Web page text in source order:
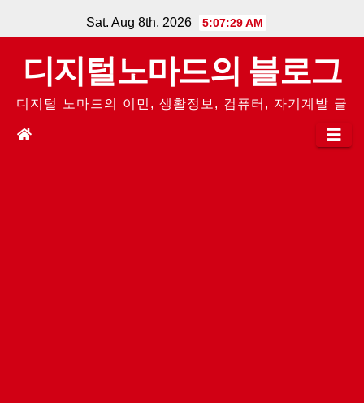
to
content
Sat. Aug 8th, 2026 5:07:29 AM
디지털노마드의 블로그
디지털 노마드의 이민, 생활정보, 컴퓨터, 자기계발 글